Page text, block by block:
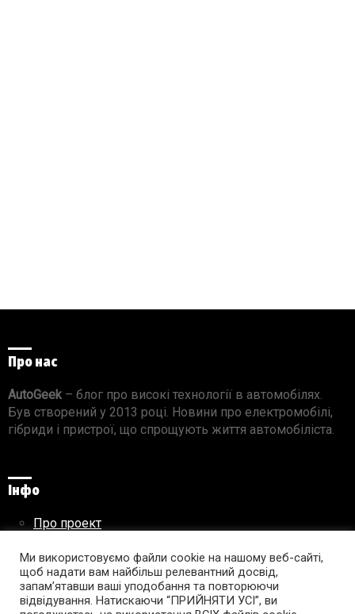
Про нас
AutoGeek – блог про високі технології в автомобілях.
Був створений у 2013 році. Новини про електромобілі,
гібриди і пристрої, що спрощують життя автомобіліста.
Інфо
Про проект
Правила використання матеріалів
Ми використовуємо файли cookie на нашому веб-сайті,
щоб надати вам найбільш релевантний досвід,
запам’ятавши ваші уподобання та повторюючи
відвідування. Натискаючи “ПРИЙНЯТИ УСІ”, ви